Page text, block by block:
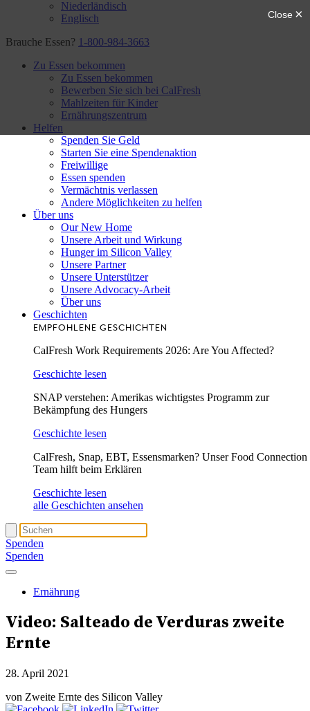
Niederländisch
Englisch
Brauche Essen? 1-800-984-3663
Zu Essen bekommen
Zu Essen bekommen
Bewerben Sie sich bei CalFresh
Mahlzeiten für Kinder
Ernährungszentrum
Helfen
Spenden Sie Geld
Starten Sie eine Spendenaktion
Freiwillige
Essen spenden
Vermächtnis verlassen
Andere Möglichkeiten zu helfen
Über uns
Our New Home
Unsere Arbeit und Wirkung
Hunger im Silicon Valley
Unsere Partner
Unsere Unterstützer
Unsere Advocacy-Arbeit
Über uns
Geschichten
EMPFOHLENE GESCHICHTEN
CalFresh Work Requirements 2026: Are You Affected?
Geschichte lesen
SNAP verstehen: Amerikas wichtigstes Programm zur
Bekämpfung des Hungers
Geschichte lesen
CalFresh, Snap, EBT, Essensmarken? Unser Food Connection
Team hilft beim Erklären
Geschichte lesen
alle Geschichten ansehen
Spenden
Spenden
Ernährung
Video: Salteado de Verduras zweite
Ernte
28. April 2021
von Zweite Ernte des Silicon Valley